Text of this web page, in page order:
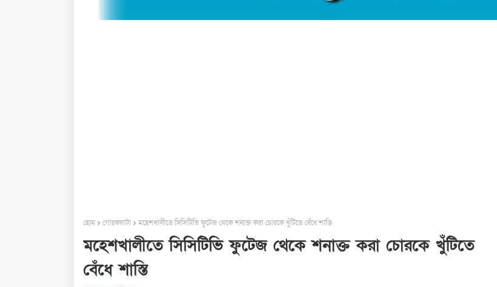
হোম গোরকঘাটা মহেশখালীতে সিসিটিভি ফুটেজ থেকে শনাক্ত করা চোরকে খুঁটিতে বেঁধে শাস্তি
মহেশখালীতে সিসিটিভি ফুটেজ থেকে শনাক্ত করা চোরকে খুঁটিতে
বেঁধে শাস্তি